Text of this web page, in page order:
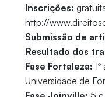
Inscrições:
http://
Submissão de
Resultado dos
Fase Fortaleza:
Universidade de